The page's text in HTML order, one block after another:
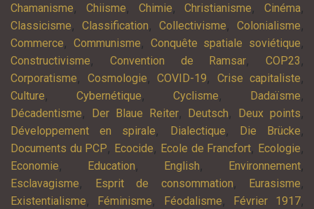
Chamanisme, Chiisme, Chimie,Christianisme, Cinéma,
Classicisme, Classification, Collectivisme, Colonialisme,
Commerce, Communisme, Conquête spatiale soviétique,
Constructivisme, Convention de Ramsar, COP23 ,
Corporatisme, Cosmologie, COVID-19, Crise capitaliste,
Culture, Cybernétique, Cyclisme, Dadaïsme,
Décadentisme, Der Blaue Reiter, Deutsch, Deux points,
Développement en spirale, Dialectique, Die Brücke,
Documents du PCP, Ecocide, Ecole de Francfort, Ecologie,
Economie, Education, English, Environnement,
Esclavagisme, Esprit de consommation, Eurasisme,
Existentialisme, Féminisme, Féodalisme, Février 1917,